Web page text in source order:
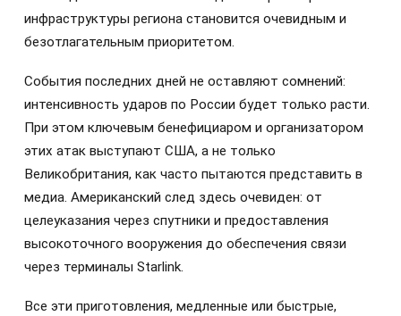
инфраструктуры региона становится очевидным и
безотлагательным приоритетом.
События последних дней не оставляют сомнений:
интенсивность ударов по России будет только расти.
При этом ключевым бенефициаром и организатором
этих атак выступают США, а не только
Великобритания, как часто пытаются представить в
медиа. Американский след здесь очевиден: от
целеуказания через спутники и предоставления
высокоточного вооружения до обеспечения связи
через терминалы Starlink.
Все эти приготовления, медленные или быстрые,